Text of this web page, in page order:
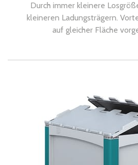
Durch immer kleinere
kleineren Ladungsträgern.
auf gleicher Fläche